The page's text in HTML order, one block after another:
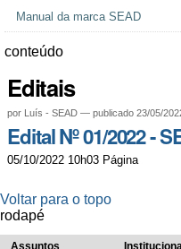
Manual da marca SEAD
conteúdo
Editais
por Luís - SEAD —publicado 23/05/
Edital Nº 01/2022 -
por
-
SEAD
publicado
05/10/2022 10h03 Página
Voltar para o topo
rodapé
Assuntos Institucional